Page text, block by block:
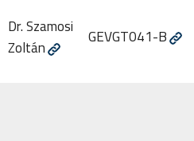
Dr. Szamosi
Zoltán
GEVGT041-B